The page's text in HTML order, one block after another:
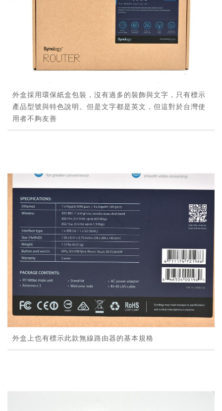
外盒採用環保紙盒包裝，沒有過多的裝飾與文字，只有標示
產品型號與特色說明。但是文字都是英文，但這對於台灣使
用者不夠友善
外盒上也有標示此款無線路由器的基本規格